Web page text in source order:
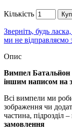
Кількість
Зверніть, будь
ми не відправляємо
Опис
Вимпел
іншим написом на
Всі вимпели ми
зображення чи
частина, підрозділ –
замовлення